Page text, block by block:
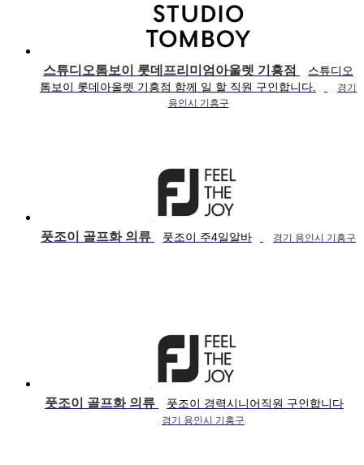
스튜디오톰보이 롯데프리미엄아울렛 기흥점
스튜디오
톰보이 롯데아울렛 기흥점 함께 일 할 직원 구인합니다.
경기
용인시 기흥구
풋조이 골프화 의류 풋조이 주4일알바 경기 용인시 기흥구
풋조이 골프화 의류 풋조이 경력시니어직원 구인합니다
경기 용인시 기흥구